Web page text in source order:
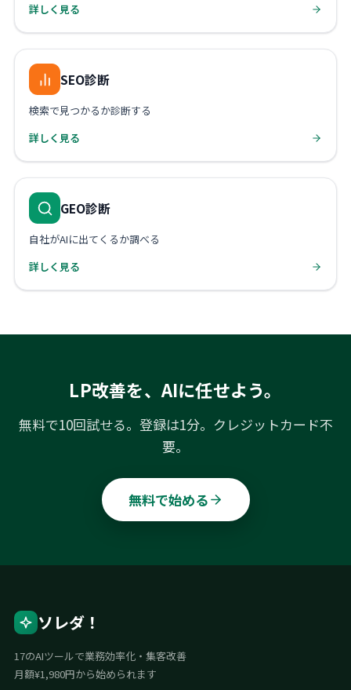
詳しく見る
SEO診断
検索で見つかるか診断する
詳しく見る
GEO診断
自社がAIに出てくるか調べる
詳しく見る
LP改善を、AIに任せよう。
無料で10回試せる。登録は1分。クレジットカード不
要。
無料で始める
ソレダ！
17のAIツールで業務効率化・集客改善
月額¥1,980円から始められます